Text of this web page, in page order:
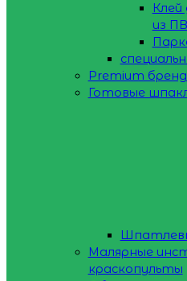
из
Premium
Готовые
Малярные
краскопульты